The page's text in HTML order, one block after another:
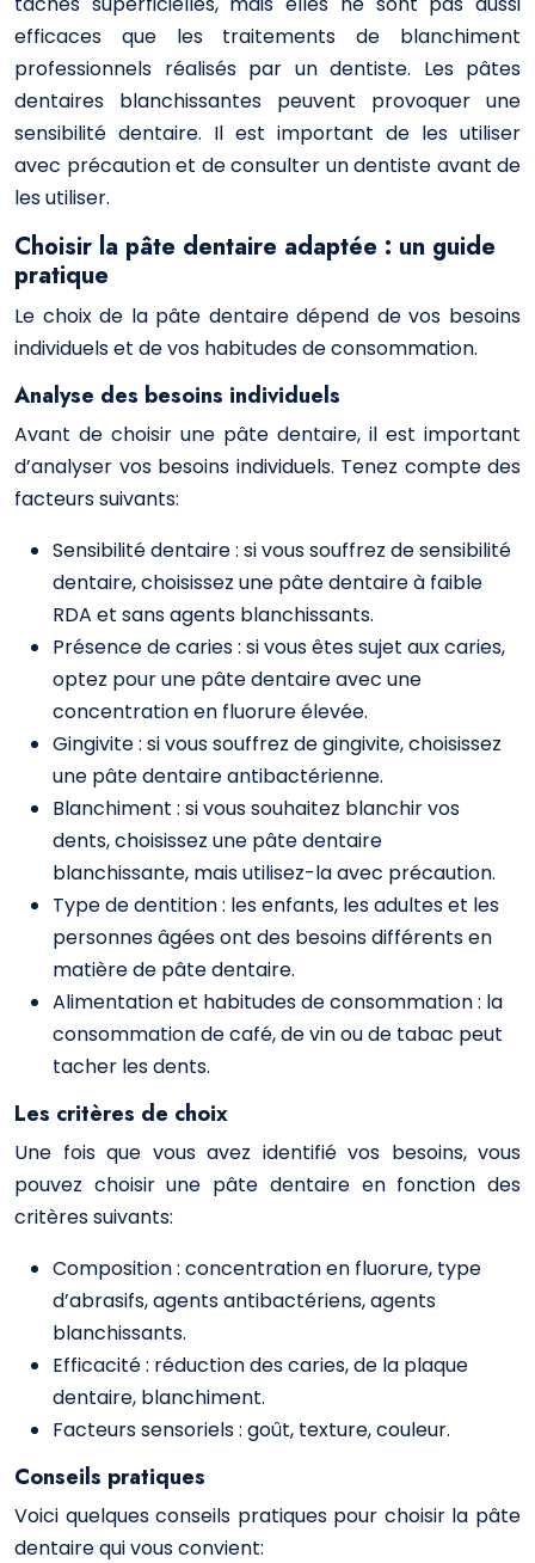
efficaces que les traitements de blanchiment
professionnels réalisés par un dentiste. Les pâtes
dentaires blanchissantes peuvent provoquer une
sensibilité dentaire. Il est important de les utiliser
avec précaution et de consulter un dentiste avant de
les utiliser.
Choisir la pâte dentaire adaptée : un guide
pratique
Le choix de la pâte dentaire dépend de vos besoins
individuels et de vos habitudes de consommation.
Analyse des besoins individuels
Avant de choisir une pâte dentaire, il est important
d’analyser vos besoins individuels. Tenez compte des
facteurs suivants:
Sensibilité dentaire : si vous souffrez de sensibilité
dentaire, choisissez une pâte dentaire à faible
RDA et sans agents blanchissants.
Présence de caries : si vous êtes sujet aux caries,
optez pour une pâte dentaire avec une
concentration en fluorure élevée.
Gingivite : si vous souffrez de gingivite, choisissez
une pâte dentaire antibactérienne.
Blanchiment : si vous souhaitez blanchir vos
dents, choisissez une pâte dentaire
blanchissante, mais utilisez-la avec précaution.
Type de dentition : les enfants, les adultes et les
personnes âgées ont des besoins différents en
matière de pâte dentaire.
Alimentation et habitudes de consommation : la
consommation de café, de vin ou de tabac peut
tacher les dents.
Les critères de choix
Une fois que vous avez identifié vos besoins, vous
pouvez choisir une pâte dentaire en fonction des
critères suivants:
Composition : concentration en fluorure, type
d’abrasifs, agents antibactériens, agents
blanchissants.
Efficacité : réduction des caries, de la plaque
dentaire, blanchiment.
Facteurs sensoriels : goût, texture, couleur.
Conseils pratiques
Voici quelques conseils pratiques pour choisir la pâte
dentaire qui vous convient: